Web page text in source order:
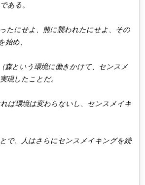
ある。
たにせよ、熊に襲われたにせよ、その
始め、
森という環境に働きかけて、センスメ
現したことだ。
ば環境は変わらないし、センスメイキ
で、人はさらにセンスメイキングを続